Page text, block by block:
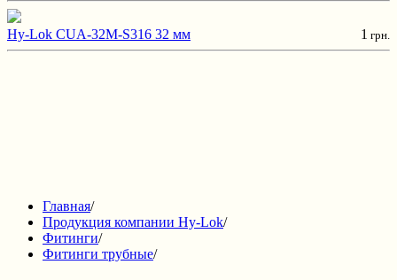
Hy-Lok CUA-32M-S316 32 мм 1 грн.
Главная/
Продукция компании Hy-Lok/
Фитинги/
Фитинги трубные/